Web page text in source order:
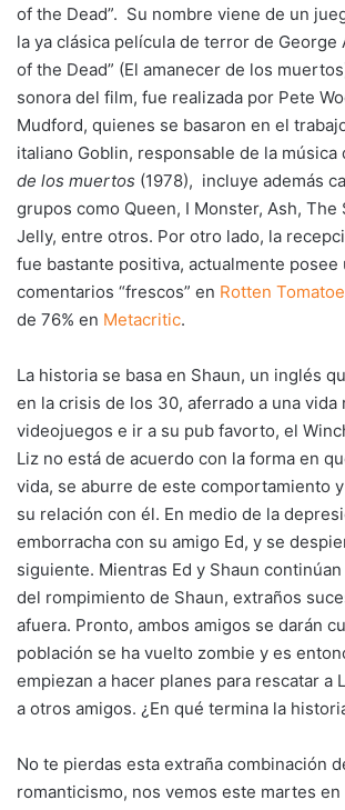
of the Dead”. Su nombre viene de un
la ya clásica película de terror de George
of the Dead” (El amanecer de los
sonora del film, fue realizada por Pete
Mudford, quienes se basaron en el
italiano Goblin, responsable de la música
de los muertos (1978), incluye además
grupos como Queen, I Monster, Ash, The
Jelly, entre otros. Por otro lado, la
fue bastante positiva, actualmente posee
comentarios “frescos” en Rotten
de 76% en Metacritic.
La historia se basa en Shaun, un inglés
en la crisis de los 30, aferrado a una vida
videojuegos e ir a su pub favorto, el
Liz no está de acuerdo con la forma en
vida, se aburre de este comportamiento
su relación con él. En medio de la
emborracha con su amigo Ed, y se
siguiente. Mientras Ed y Shaun
del rompimiento de Shaun, extraños
afuera. Pronto, ambos amigos se darán
población se ha vuelto zombie y es
empiezan a hacer planes para rescatar a
a otros amigos. ¿En qué termina la
No te pierdas esta extraña combinación
romanticismo, nos vemos este martes en